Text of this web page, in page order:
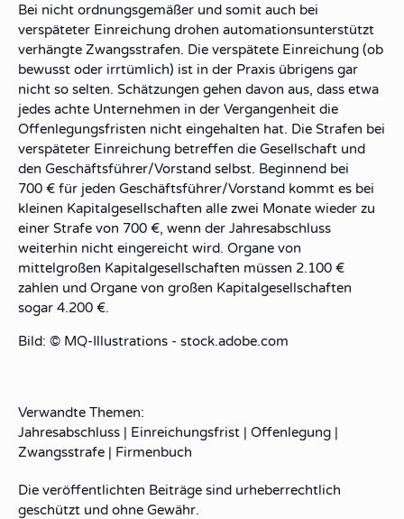
Bei nicht ordnungsgemäßer und somit auch bei
verspäteter Einreichung drohen automationsunterstützt
verhängte Zwangsstrafen. Die verspätete Einreichung (ob
bewusst oder irrtümlich) ist in der Praxis übrigens gar
nicht so selten. Schätzungen gehen davon aus, dass etwa
jedes achte Unternehmen in der Vergangenheit die
Offenlegungsfristen nicht eingehalten hat. Die Strafen bei
verspäteter Einreichung betreffen die Gesellschaft und
den Geschäftsführer/Vorstand selbst. Beginnend bei
700 € für jeden Geschäftsführer/Vorstand kommt es bei
kleinen Kapitalgesellschaften alle zwei Monate wieder zu
einer Strafe von 700 €, wenn der Jahresabschluss
weiterhin nicht eingereicht wird. Organe von
mittelgroßen Kapitalgesellschaften müssen 2.100 €
zahlen und Organe von großen Kapitalgesellschaften
sogar 4.200 €.
Bild: © MQ-Illustrations - stock.adobe.com
Verwandte Themen:
Jahresabschluss | Einreichungsfrist | Offenlegung |
Zwangsstrafe | Firmenbuch
Die veröffentlichten Beiträge sind urheberrechtlich
geschützt und ohne Gewähr.